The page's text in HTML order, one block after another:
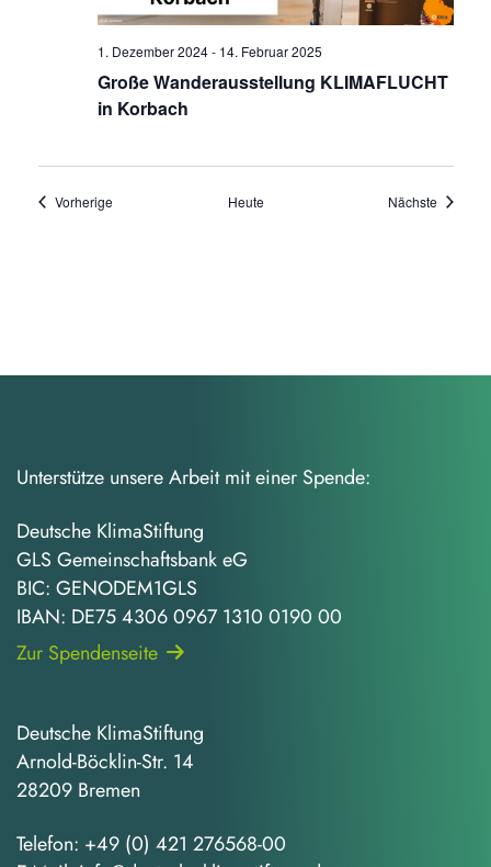
Große Wanderausstellung KLIMAFLUCHT
in Korbach
1. Dezember 2024- 14. Februar 2025
VorherigeVeranstaltungen Heute Nächste
Unterstütze unsere Arbeit mit einer Spende:
Deutsche KlimaStiftung
GLS Gemeinschaftsbank eG
BIC: GENODEM1GLS
IBAN: DE75 4306 0967 1310 0190 00
Zur Spendenseite
Deutsche KlimaStiftung
Arnold-Böcklin-Str. 14
28209 Bremen
Telefon: +49 (0) 421 276568-00